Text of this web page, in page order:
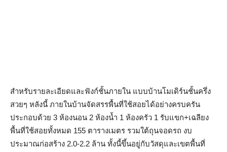
สำหรับรายละเอียดและฟังก์ชั้นภายใน แบบบ้านโมเดิร์นชั้นครึ่ง
สวยๆ หลังนี้ ภายในบ้านจัดสรรพื้นที่ใช้สอยได้อย่างครบครัน
ประกอบด้วย 3 ห้องนอน 2 ห้องน้ำ 1 ห้องครัว 1 รับแขก+เฉลียง
พื้นที่ใช้สอยทั้งหมด 155 ตารางเมตร รวมใต้ถุนจอดรถ งบ
ประมาณก่อสร้าง 2.0-2.2 ล้าน ทั้งนี้ขึ้นอยู่กับวัสดุและเขตพื้นที่